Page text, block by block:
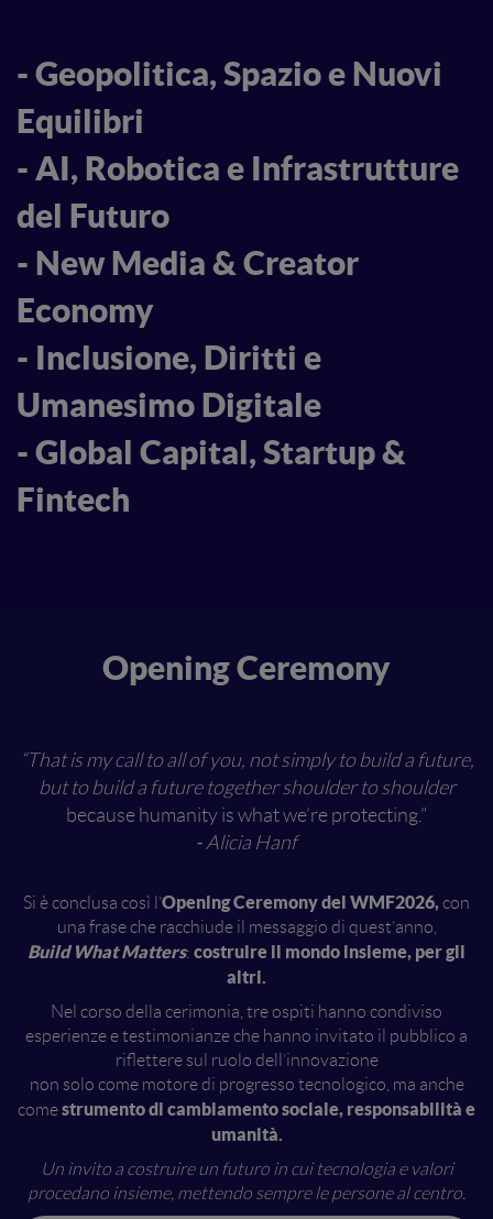
- Geopolitica, Spazio e Nuovi
Equilibri
- AI, Robotica e Infrastrutture
del Futuro
- New Media & Creator
Economy
- Inclusione, Diritti e
Umanesimo Digitale
- Global Capital, Startup &
Fintech
Opening Ceremony
“That is my call to all of you, not simply to build a future,
but to build a future together shoulder to shoulder
because humanity is what we’re protecting.”
⁃ Alicia Hanf
Si è conclusa così l’Opening Ceremony del WMF2026,con
una frase che racchiude il messaggio di quest’anno,
Build What Matters: costruire il mondo insieme, per gli
altri.
Nel corso della cerimonia, tre ospiti hanno condiviso
esperienze e testimonianze che hanno invitato il pubblico a
riflettere sul ruolo dell’innovazione
non solo come motore di progresso tecnologico, ma anche
comestrumento di cambiamento sociale, responsabilità e
umanità.
Un invito a costruire un futuro in cui tecnologia e valori
procedano insieme, mettendo sempre le persone al centro.